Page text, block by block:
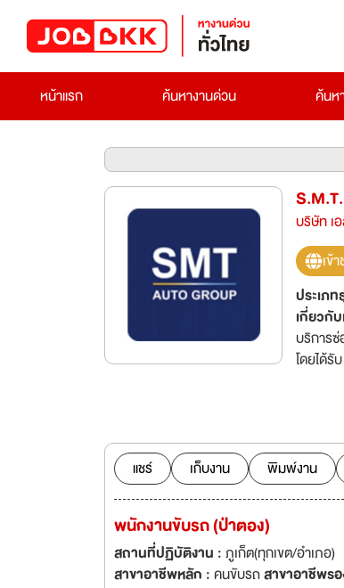
หน้าแรก
ค้นหางานด่วน ค้นห
บริษัท เ
เข้
ประเภ
เกี่ยวกับ
บริการซ่
โดยได้รั
รัฐ แล
มีสาข
เชียงรา
แชร์ เก็บงาน พิมพ์งาน
พนักงานขับรถ (ป่าตอง)
สถานที่ปฏิบัติงาน :ภูเก็ต(ทุกเขต/อำเภอ)
สาขาอาชีพหลัก :คนขับรถสาขาอาชีพร